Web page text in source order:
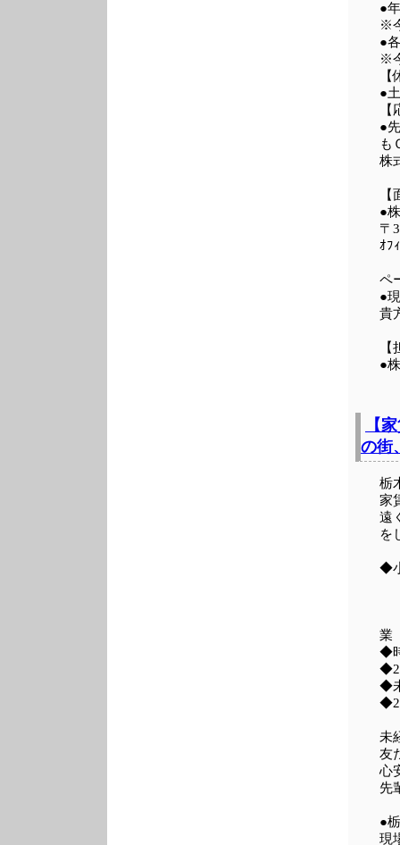
●
※
●
※
●
●
も
株
●
〒
ｵﾌ
ペ
貴
●
【
の街
栃
家
遠
を
◆
◆
◆2
◆
未
友
心
先
●
現